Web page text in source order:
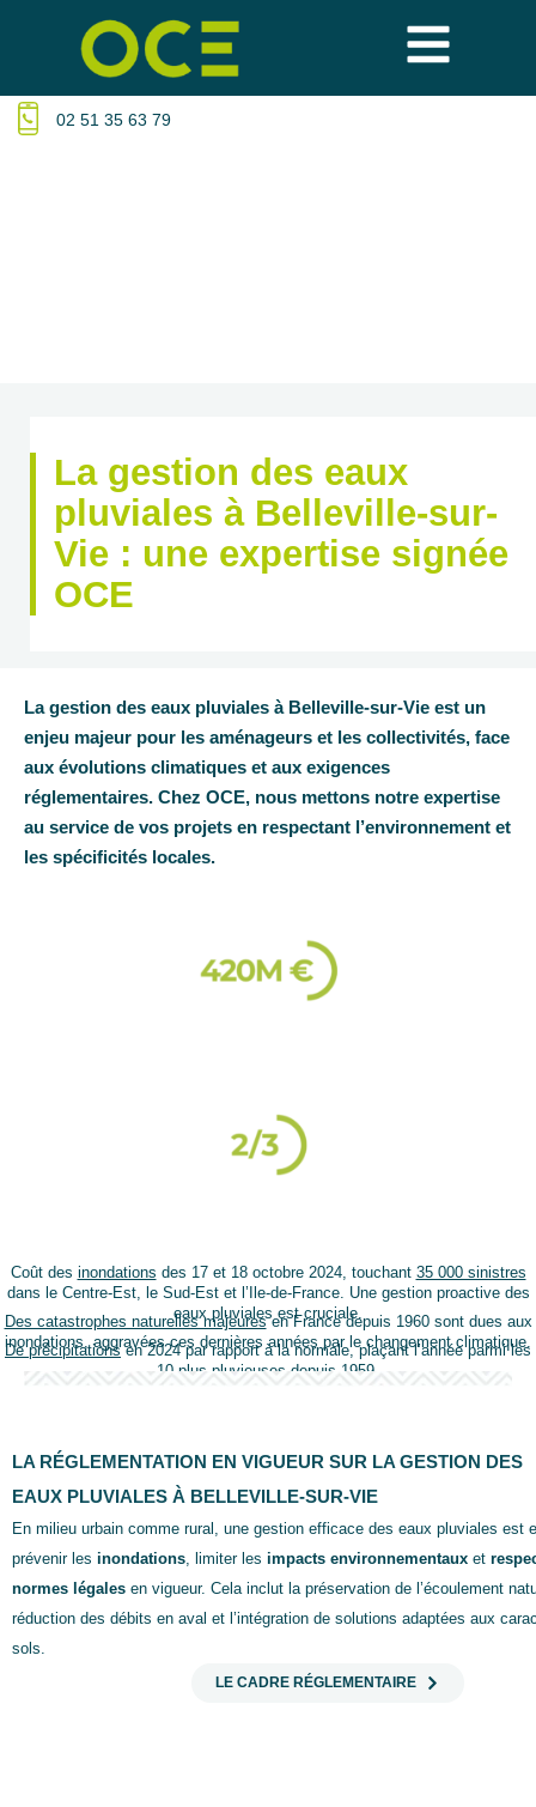
02 51 35 63 79
La gestion des eaux
pluviales à Belleville-sur-
Vie : une expertise signée
OCE
La gestion des eaux pluviales à Belleville-sur-Vie est un
enjeu majeur pour les aménageurs et les collectivités, face
aux évolutions climatiques et aux exigences
réglementaires. Chez OCE, nous mettons notre expertise
au service de vos projets en respectant l’environnement et
les spécificités locales.
Coût des inondations des 17 et 18 octobre 2024, touchant 35 000 sinistres
dans le Centre-Est, le Sud-Est et l’Ile-de-France. Une gestion proactive des
eaux pluviales est cruciale.
Des catastrophes naturelles majeuresen France depuis 1960 sont dues aux
inondations, aggravées ces dernières années par le changement climatique.
De précipitationsen 2024 par rapport à la normale, plaçant l’année parmi les
10 plus pluvieuses depuis 1959.
LA RÉGLEMENTATION EN VIGUEUR SUR LA GESTION DES
EAUX PLUVIALES À BELLEVILLE-SUR-VIE
En milieu urbain comme rural, une gestion efficace des eaux pluviales est
prévenir les inondations , limiter les impacts environnementaux et
normes légales en vigueur. Cela inclut la préservation de l’écoulement
réduction des débits en aval et l’intégration de solutions adaptées aux
sols.
LE CADRE RÉGLEMENTAIRE